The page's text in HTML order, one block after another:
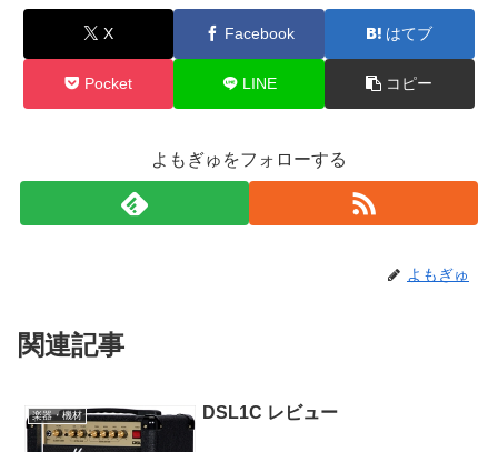
X Facebook はてブ
Pocket LINE コピー
よもぎゅをフォローする
よもぎゅ
関連記事
楽器・機材 DSL1C レビュー